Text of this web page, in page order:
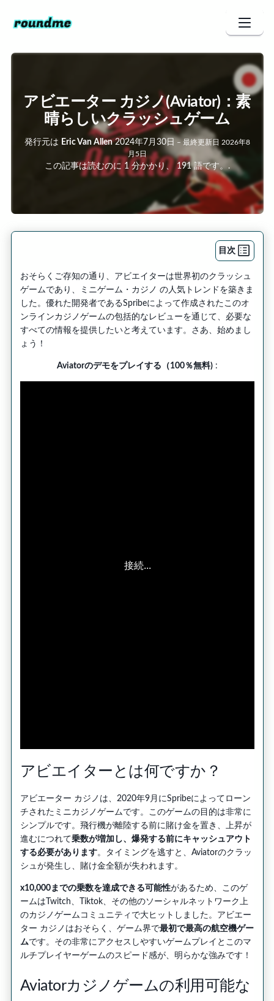
アビエーター カジノ(Aviator)：素
晴らしいクラッシュゲーム
発行元は Eric Van Allen 2024年7月30日 – 最終更新日 2026年8
月5日
この記事は読むのに 1 分かかり、 191 語です。.
目次
おそらくご存知の通り、アビエイターは世界初のクラッシュ
ゲームであり、ミニゲーム・カジノ の人気トレンドを築きま
した。優れた開発者であるSpribeによって作成されたこのオ
ンラインカジノゲームの包括的なレビューを通じて、必要な
すべての情報を提供したいと考えています。さあ、始めまし
ょう！
Aviatorのデモをプレイする（100％無料):
アビエイターとは何ですか？
アビエーター カジノは、2020年9月にSpribeによってローン
チされたミニカジノゲームです。このゲームの目的は非常に
シンプルです。飛行機が離陸する前に賭け金を置き、上昇が
進むにつれて乗数が増加し、爆発する前にキャッシュアウト
する必要があります。タイミングを逃すと、Aviatorのクラッ
シュが発生し、賭け金全額が失われます。
x10,000までの乗数を達成できる可能性があるため、このゲ
ームはTwitch、Tiktok、その他のソーシャルネットワーク上
のカジノゲームコミュニティで大ヒットしました。アビエー
ター カジノはおそらく、ゲーム界で最初で最高の航空機ゲー
ムです。その非常にアクセスしやすいゲームプレイとこのマ
ルチプレイヤーゲームのスピード感が、明らかな強みです！
Aviatorカジノゲームの利用可能な